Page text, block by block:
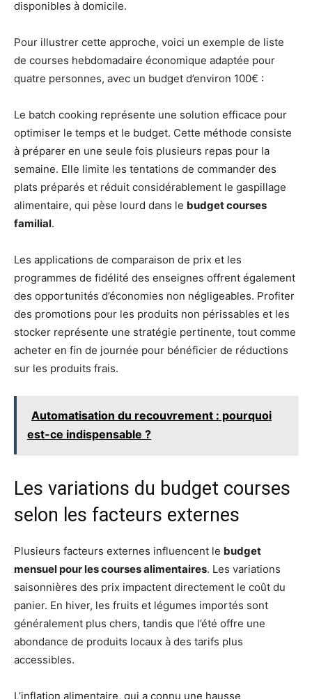
disponibles à domicile.
Pour illustrer cette approche, voici un exemple de liste
de courses hebdomadaire économique adaptée pour
quatre personnes, avec un budget d’environ 100€ :
Le batch cooking représente une solution efficace pour
optimiser le temps et le budget. Cette méthode consiste
à préparer en une seule fois plusieurs repas pour la
semaine. Elle limite les tentations de commander des
plats préparés et réduit considérablement le gaspillage
alimentaire, qui pèse lourd dans le budget courses
familial.
Les applications de comparaison de prix et les
programmes de fidélité des enseignes offrent également
des opportunités d’économies non négligeables. Profiter
des promotions pour les produits non périssables et les
stocker représente une stratégie pertinente, tout comme
acheter en fin de journée pour bénéficier de réductions
sur les produits frais.
Automatisation du recouvrement : pourquoi
est-ce indispensable ?
Les variations du budget courses
selon les facteurs externes
Plusieurs facteurs externes influencent le budget
mensuel pour les courses alimentaires. Les variations
saisonnières des prix impactent directement le coût du
panier. En hiver, les fruits et légumes importés sont
généralement plus chers, tandis que l’été offre une
abondance de produits locaux à des tarifs plus
accessibles.
L’inflation alimentaire, qui a connu une hausse